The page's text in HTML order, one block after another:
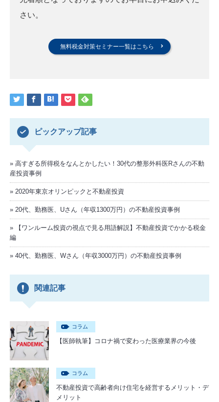
さい。
無料税金対策セミナー一覧はこちら
ピックアップ記事
高すぎる所得税をなんとかしたい！30代の整形外科医Rさんの不動
産投資事例
2020年東京オリンピックと不動産投資
20代、勤務医、Uさん（年収1300万円）の不動産投資事例
【ワンルーム投資の視点で見る用語解説】不動産投資でかかる税金
編
40代、勤務医、Wさん（年収3000万円）の不動産投資事例
関連記事
コラム
【医師執筆】コロナ禍で変わった医療業界の今後
コラム
不動産投資で高齢者向け住宅を経営するメリット・デ
メリット